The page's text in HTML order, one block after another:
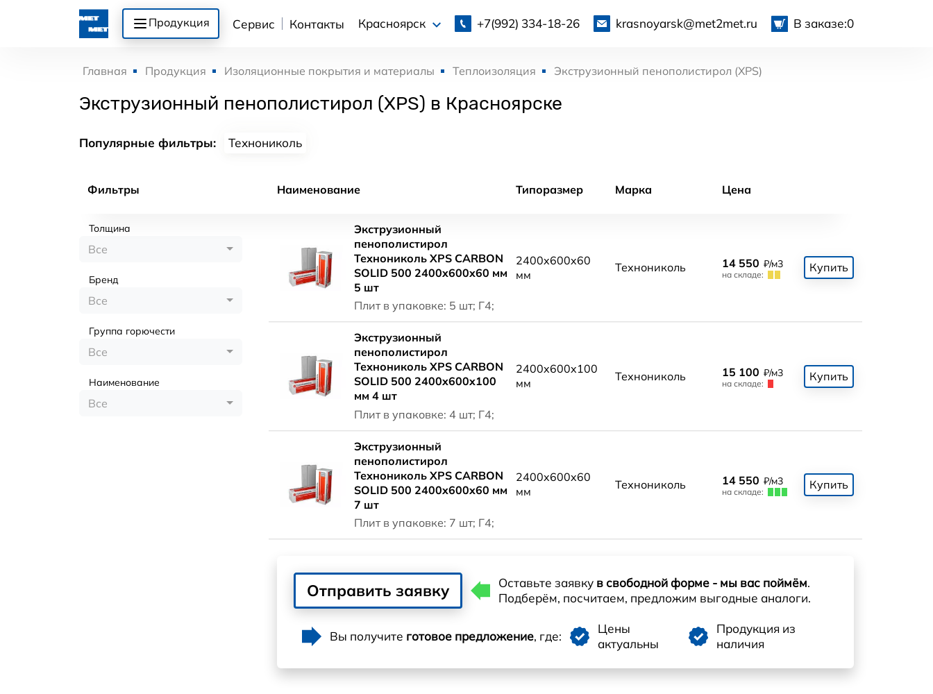
Продукция Сервис Контакты Красноярск +7(992) 334-18-26 krasnoyarsk@met2met.ru В заказе:0
Главная Продукция Изоляционные покрытия и материалы Теплоизоляция Экструзионный пенополистирол (XPS)
Экструзионный пенополистирол (XPS) в Красноярске
Популярные фильтры: Технониколь
Фильтры Наименование Типоразмер Марка Цена
Толщина
Все
Бренд
Все
Группа горючести
Все
Наименование
Все
Экструзионный
пенополистирол
Технониколь XPS CARBON
SOLID 500 2400x600x60 мм
5 шт
Плит в упаковке: 5 шт; Г4;
2400x600x60
мм
Технониколь 14 550 ₽/м3
на складе:
Купить
Экструзионный
пенополистирол
Технониколь XPS CARBON
SOLID 500 2400x600x100
мм 4 шт
Плит в упаковке: 4 шт; Г4;
2400x600x100
мм
Технониколь 15 100 ₽/м3
на складе:
Купить
Экструзионный
пенополистирол
Технониколь XPS CARBON
SOLID 500 2400x600x60 мм
7 шт
Плит в упаковке: 7 шт; Г4;
2400x600x60
мм
Технониколь 14 550 ₽/м3
на складе:
Купить
Отправить заявку Оставьте заявку в свободной форме - мы вас поймём.
Подберём, посчитаем, предложим выгодные аналоги.
Вы получите готовое предложение, где:
Цены
актуальны
Продукция из
наличия